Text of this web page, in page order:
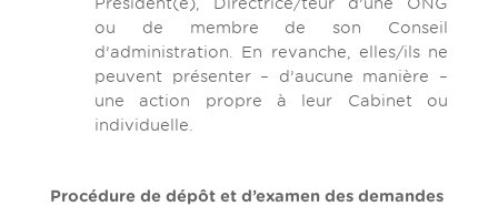
ou de membre de son Conseil
d’administration. En revanche, elles/ils ne
peuvent présenter – d’aucune manière –
une action propre à leur Cabinet ou
individuelle.
Procédure de dépôt et d’examen des demandes